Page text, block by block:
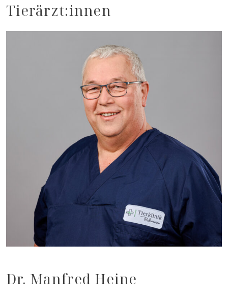
Tierärzt:innen
Dr. Manfred Heine